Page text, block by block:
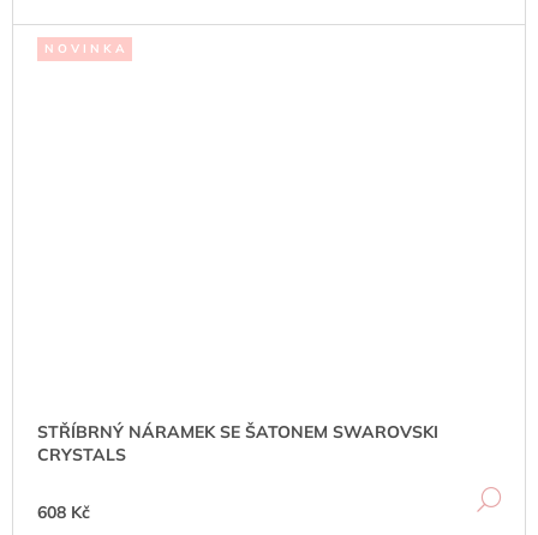
N O V I N K A
STŘÍBRNÝ NÁRAMEK SE ŠATONEM SWAROVSKI
CRYSTALS
608 Kč